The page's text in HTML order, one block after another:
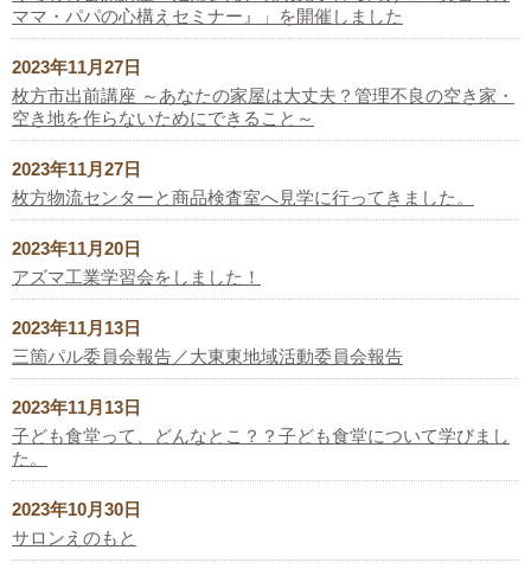
ママ・パパの心構えセミナー』」を開催しました
2023年11月27日
枚方市出前講座 ～あなたの家屋は大丈夫？管理不良の空き家・
空き地を作らないためにできること～
2023年11月27日
枚方物流センターと商品検査室へ見学に行ってきました。
2023年11月20日
アズマ工業学習会をしました！
2023年11月13日
三箇パル委員会報告／大東東地域活動委員会報告
2023年11月13日
子ども食堂って、どんなとこ？？子ども食堂について学びまし
た。
2023年10月30日
サロンえのもと